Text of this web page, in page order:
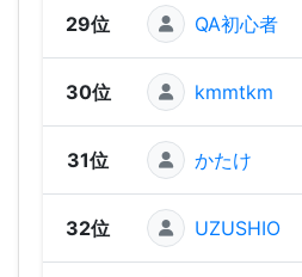
29位 QA初心者
30位 kmmtkm
31位 かたけ
32位 UZUSHIO